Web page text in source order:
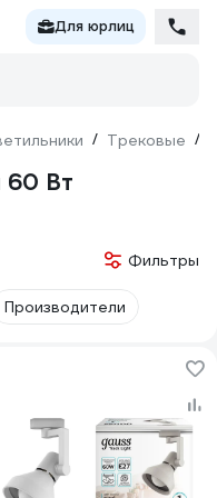
Для юрлиц
/ Трековые /
60 Вт
Фильтры
Производители